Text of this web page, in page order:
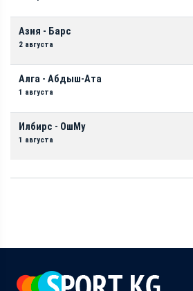
Азия - Барс
2 августа
Алга - Абдыш-Ата
1 августа
Илбирс - ОшМу
1 августа